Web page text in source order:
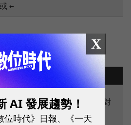
或 ←
前工作階段；不帶名稱則從對
生成
X
AI 發展趨勢！
位時代》日報、《一天